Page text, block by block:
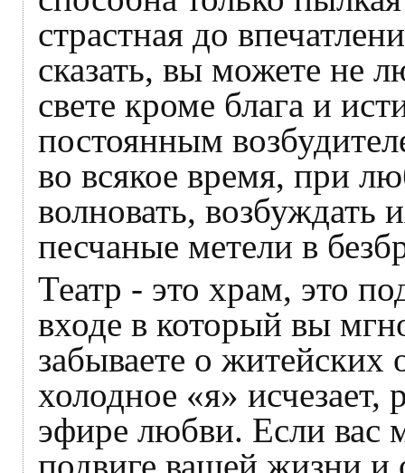
страстная до
сказать, вы можете не
свете кроме блага и
постоянным
во всякое время, при
волновать, возбуждать
песчаные метели в
Театр - это храм, это
входе в который вы
забываете о житейских
холодное «я» исчезает,
эфире любви. Если вас